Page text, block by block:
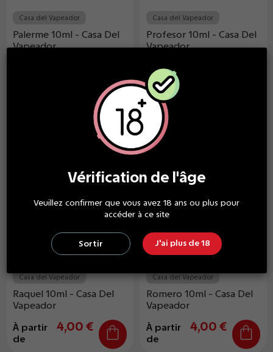
Casa del Vapeador
Palerme 10ml - Casa Del
Vapeador
Casa del Vapeador
Profesor 10ml - Casa Del
Vapeador
À partir
de
Casa del Vapeador
Raquel 10ml - Casa Del
Vapeador
À partir
de
4,00 €
Casa del Vapeador
Romero 10ml - Casa Del
Vapeador
À partir
de
4,00 €
Vérification de l'âge
Veuillez confirmer que vous avez 18 ans ou plus pour
accéder à ce site
Sortir J'ai plus de 18